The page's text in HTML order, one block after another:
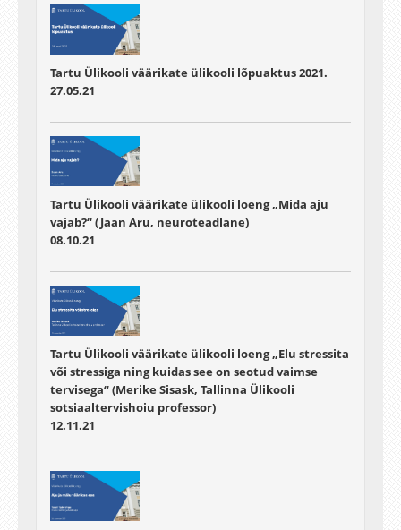
Tartu Ülikooli väärikate ülikooli lõpuaktus 2021.
27.05.21
Tartu Ülikooli väärikate ülikooli loeng „Mida aju
vajab?“ (Jaan Aru, neuroteadlane)
08.10.21
Tartu Ülikooli väärikate ülikooli loeng „Elu stressita
või stressiga ning kuidas see on seotud vaimse
tervisega“ (Merike Sisask, Tallinna Ülikooli
sotsiaaltervishoiu professor)
12.11.21